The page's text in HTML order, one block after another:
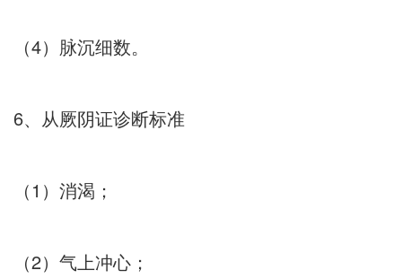
（4）脉沉细数。
6、从厥阴证诊断标准
（1）消渴；
（2）气上冲心；